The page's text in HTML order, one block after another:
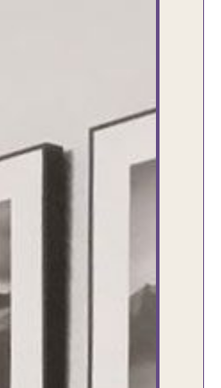
تعامل بشكركم على
جدا جدا